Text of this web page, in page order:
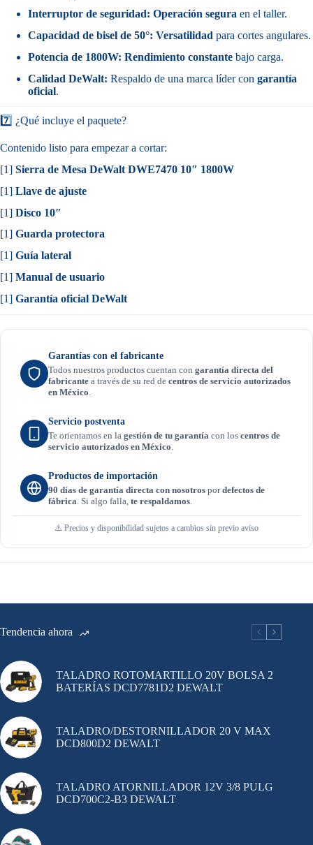
Interruptor de seguridad: Operación segura en el taller.
Capacidad de bisel de 50°: Versatilidad para cortes angulares.
Potencia de 1800W: Rendimiento constante bajo carga.
Calidad DeWalt: Respaldo de una marca líder con garantía
oficial.
7️⃣ ¿Qué incluye el paquete?
Contenido listo para empezar a cortar:
[1] Sierra de Mesa DeWalt DWE7470 10″ 1800W
[1] Llave de ajuste
[1] Disco 10″
[1] Guarda protectora
[1] Guía lateral
[1] Manual de usuario
[1] Garantía oficial DeWalt
Garantías con el fabricante
Todos nuestros productos cuentan con garantía directa del
fabricante a través de su red de centros de servicio autorizados
en México
Servicio postventa
Te orientamos en la gestión de tu garantía con los centros de
servicio autorizados en México
Productos de importación
90 días de garantía directa con nosotros pordefectos de
fábrica . Si algo falla, te respaldamos
⚠️ Precios y disponibilidad sujetos a cambios sin previo aviso
Tendencia ahora
TALADRO ROTOMARTILLO 20V BOLSA 2
BATERÍAS DCD7781D2 DEWALT
TALADRO/DESTORNILLADOR 20 V MAX
DCD800D2 DEWALT
TALADRO ATORNILLADOR 12V 3/8 PULG
DCD700C2-B3 DEWALT